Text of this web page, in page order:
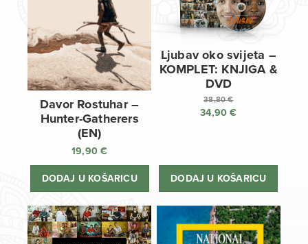
Davor Rostuhar –
Hunter-Gatherers
(EN)
19,90€
DODAJ U KOŠARICU
Ljubav oko svijeta –
KOMPLET: KNJIGA &
DVD
38,80€
Izvorna
38,80 €.
34,90€
34,90 €.
DODAJ U KOŠARICU